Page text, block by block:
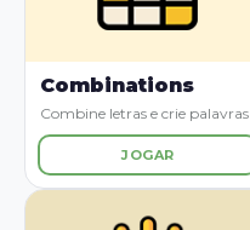
Combinations
Combine letras e crie palavras
JOGAR